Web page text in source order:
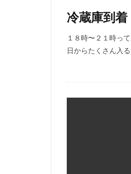
冷蔵庫到着
１８時〜２１時っ
日からたくさん入